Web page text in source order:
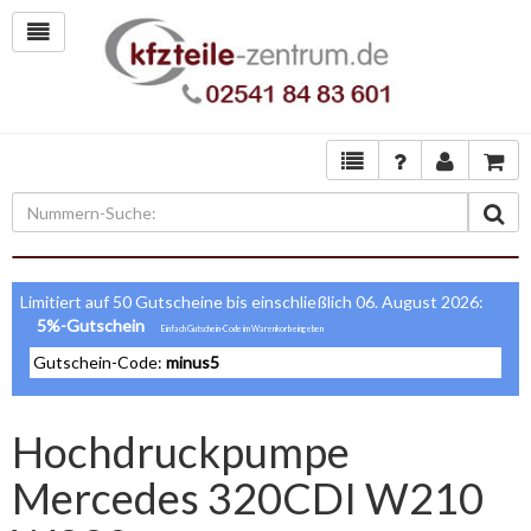
Limitiert auf 50 Gutscheine bis einschließlich 06. August 2026:
5%-Gutschein
Gutschein-Code: minus5
Hochdruckpumpe
Mercedes 320CDI W210